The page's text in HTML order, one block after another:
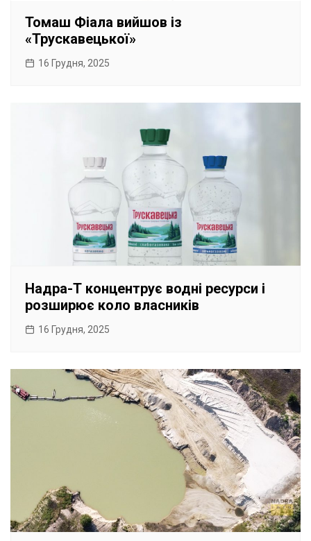
Томаш Фіала вийшов із
«Трускавецької»
16 Грудня, 2025
Надра-Т концентрує водні ресурси і
розширює коло власників
16 Грудня, 2025